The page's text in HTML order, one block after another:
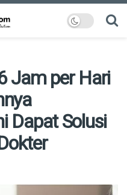
Jam per Hari
Dapat Solusi